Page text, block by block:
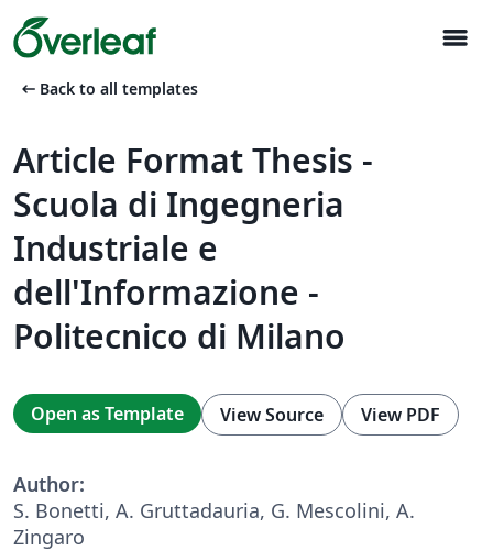
menu
arrow_left_alt Back to all templates
Article Format Thesis -
Scuola di Ingegneria
Industriale e
dell'Informazione -
Politecnico di Milano
Open as Template View Source View PDF
Author:
S. Bonetti, A. Gruttadauria, G. Mescolini, A.
Zingaro